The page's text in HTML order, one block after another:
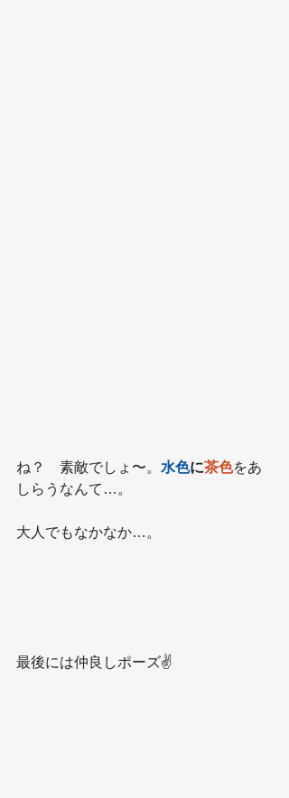
ね？　素敵でしょ〜。 水色に茶色をあ
しらうなんて…。
大人でもなかなか…。
最後には仲良しポーズ✌️